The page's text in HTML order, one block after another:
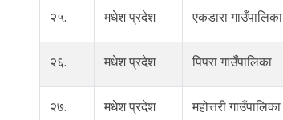
२५. मधेश प्रदेश एकडारा गाउँपालिका
२६. मधेश प्रदेश पिपरा गाउँपालिका
२७. मधेश प्रदेश महोत्तरी गाउँपालिका